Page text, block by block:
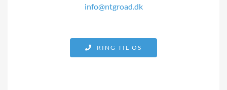
info@ntgroad.dk
RING TIL OS